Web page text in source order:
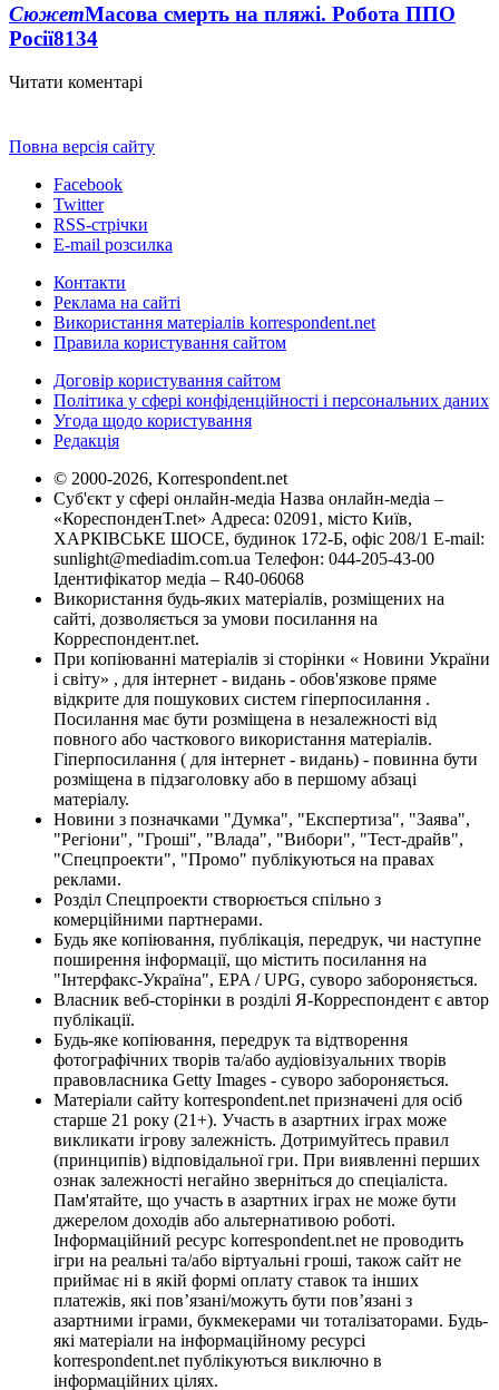
СюжетМасова смерть на пляжі. Робота ППО
Росії8134
Читати коментарі
Повна версія сайту
Facebook
Twitter
RSS-стрічки
E-mail розсилка
Контакти
Реклама на сайті
Використання матеріалів korrespondent.net
Правила користування сайтом
Договір користування сайтом
Політика у сфері конфіденційності і персональних даних
Угода щодо користування
Редакція
© 2000-2026, Korrespondent.net
Суб'єкт у сфері онлайн-медіа Назва онлайн-медіа –
«КореспонденТ.net» Адреса: 02091, місто Київ,
ХАРКІВСЬКЕ ШОСЕ, будинок 172-Б, офіс 208/1 E-mail:
sunlight@mediadim.com.ua Телефон: 044-205-43-00
Ідентифікатор медіа – R40-06068
Використання будь-яких матеріалів, розміщених на
сайті, дозволяється за умови посилання на
Корреспондент.net.
При копіюванні матеріалів зі сторінки « Новини України
і світу» , для інтернет - видань - обов'язкове пряме
відкрите для пошукових систем гіперпосилання .
Посилання має бути розміщена в незалежності від
повного або часткового використання матеріалів.
Гіперпосилання ( для інтернет - видань) - повинна бути
розміщена в підзаголовку або в першому абзаці
матеріалу.
Новини з позначками "Думка", "Експертиза", "Заява",
"Регіони", "Гроші", "Влада", "Вибори", "Тест-драйв",
"Спецпроекти", "Промо" публікуються на правах
реклами.
Розділ Спецпроекти створюється спільно з
комерційними партнерами.
Будь яке копіювання, публікація, передрук, чи наступне
поширення інформації, що містить посилання на
"Інтерфакс-Україна", EPA / UPG, суворо забороняється.
Власник веб-сторінки в розділі Я-Корреспондент є автор
публікації.
Будь-яке копіювання, передрук та відтворення
фотографічних творів та/або аудіовізуальних творів
правовласника Getty Images - суворо забороняється.
Матеріали сайту korrespondent.net призначені для осіб
старше 21 року (21+). Участь в азартних іграх може
викликати ігрову залежність. Дотримуйтесь правил
(принципів) відповідальної гри. При виявленні перших
ознак залежності негайно зверніться до спеціаліста.
Пам'ятайте, що участь в азартних іграх не може бути
джерелом доходів або альтернативою роботі.
Інформаційний ресурс korrespondent.net не проводить
ігри на реальні та/або віртуальні гроші, також сайт не
приймає ні в якій формі оплату ставок та інших
платежів, які пов’язані/можуть бути пов’язані з
азартними іграми, букмекерами чи тоталізаторами. Будь-
які матеріали на інформаційному ресурсі
korrespondent.net публікуються виключно в
інформаційних цілях.